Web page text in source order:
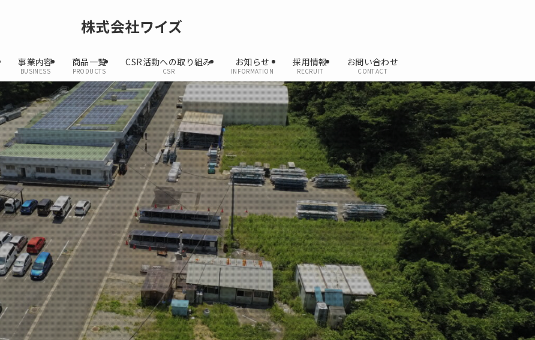
株式会社ワイズ
事業内容
BUSINESS
商品一覧
PRODUCTS
CSR活動への取り組み
CSR
お知らせ
INFORMATION
採用情報
RECRUIT
お問い合わせ
CONTACT